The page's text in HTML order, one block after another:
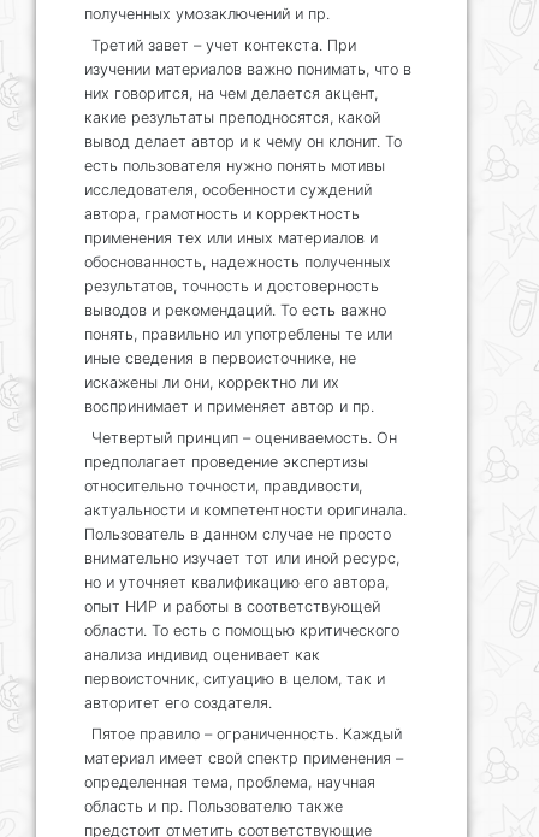
полученных умозаключений и пр.
Третий завет – учет контекста. При
изучении материалов важно понимать, что в
них говорится, на чем делается акцент,
какие результаты преподносятся, какой
вывод делает автор и к чему он клонит. То
есть пользователя нужно понять мотивы
исследователя, особенности суждений
автора, грамотность и корректность
применения тех или иных материалов и
обоснованность, надежность полученных
результатов, точность и достоверность
выводов и рекомендаций. То есть важно
понять, правильно ил употреблены те или
иные сведения в первоисточнике, не
искажены ли они, корректно ли их
воспринимает и применяет автор и пр.
Четвертый принцип – оцениваемость. Он
предполагает проведение экспертизы
относительно точности, правдивости,
актуальности и компетентности оригинала.
Пользователь в данном случае не просто
внимательно изучает тот или иной ресурс,
но и уточняет квалификацию его автора,
опыт НИР и работы в соответствующей
области. То есть с помощью критического
анализа индивид оценивает как
первоисточник, ситуацию в целом, так и
авторитет его создателя.
Пятое правило – ограниченность. Каждый
материал имеет свой спектр применения –
определенная тема, проблема, научная
область и пр. Пользователю также
предстоит отметить соответствующие